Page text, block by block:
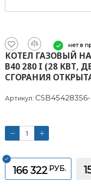
нет в
КОТЕЛ ГАЗОВЫЙ
B40 280 I (28 КВТ,
СГОРАНИЯ
Артикул: CSB45428356-
166 322 РУБ.